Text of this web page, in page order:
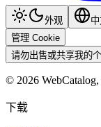
外观
中
管理 Cookie
请勿出售或共享我的
© 2026
下载